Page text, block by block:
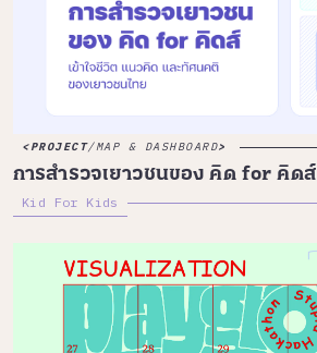
PROJECT/MAP & DASHBOARD
การสำรวจเยาวชนของ คิด for คิดส์
Kid For Kids